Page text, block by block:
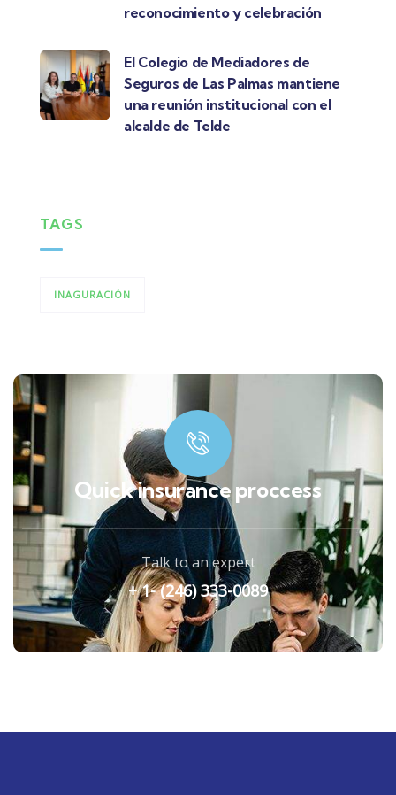
reconocimiento y celebración
El Colegio de Mediadores de
Seguros de Las Palmas mantiene
una reunión institucional con el
alcalde de Telde
TAGS
INAGURACIÓN
Quick insurance proccess
Talk to an expert
+ 1- (246) 333-0089